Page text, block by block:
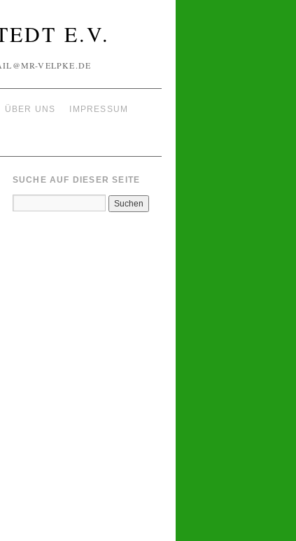
E.V.
VELPKE.DE
ÜBER UNS IMPRESSUM
SUCHE AUF DIESER SEITE